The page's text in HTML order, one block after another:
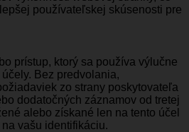
používateľskej skúsenosti pre
prístup, ktorý sa používa výlučne
Bez predvolania,
zo strany poskytovateľa
dodatočných záznamov od tretej
alebo získané len na tento účel
vašu identifikáciu.